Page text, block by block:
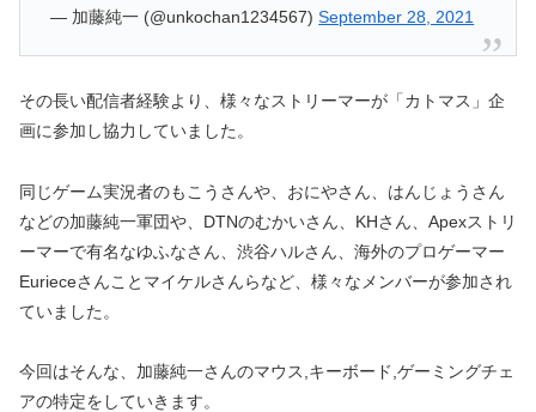
— 加藤純一 (@unkochan1234567)September 28, 2021
その長い配信者経験より、様々なストリーマーが「カトマス」企
画に参加し協力していました。
同じゲーム実況者のもこうさんや、おにやさん、はんじょうさん
などの加藤純一軍団や、DTNのむかいさん、KHさん、Apexストリ
ーマーで有名なゆふなさん、渋谷ハルさん、海外のプロゲーマー
Eurieceさんことマイケルさんらなど、様々なメンバーが参加され
ていました。
今回はそんな、加藤純一さんのマウス,キーボード,ゲーミングチェ
アの特定をしていきます。